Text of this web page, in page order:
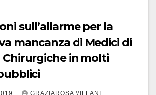
per la
mancanza di Medici di
Chirurgiche in molti
GRAZIAROSA VILLANI